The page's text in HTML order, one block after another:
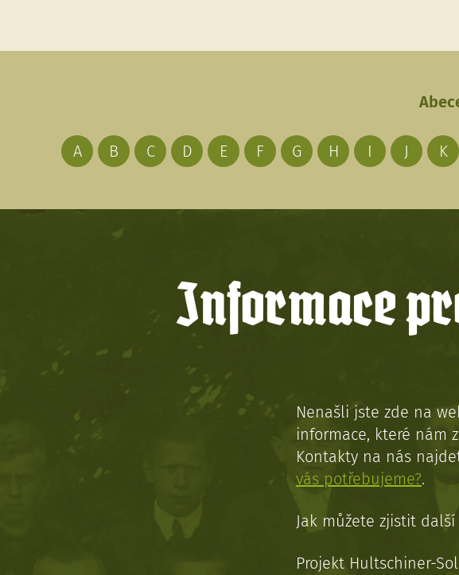
A B C D E F G H I J K
Informace
Nenašli jste zde na
informace, které nám
Kontakty na nás
vás potřebujeme?.
Jak můžete zjistit
Projekt Hultschiner-